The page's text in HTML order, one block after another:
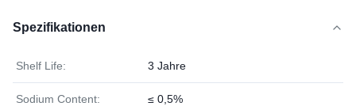
Spezifikationen
Shelf Life: 3 Jahre
Sodium Content: ≤ 0,5%